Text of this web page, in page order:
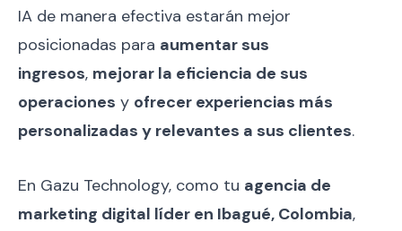
IA de manera efectiva estarán mejor
posicionadas para aumentar sus
ingresos, mejorar la eficiencia de sus
operaciones y ofrecer experiencias más
personalizadas y relevantes a sus clientes.
En Gazu Technology, como tu agencia de
marketing digital líder en Ibagué, Colombia,